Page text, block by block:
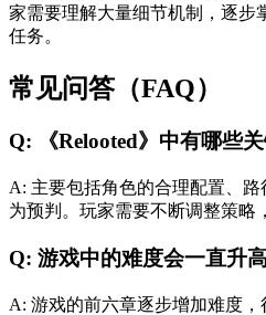
家需要理解大量细节机制，逐步
任务。
常见问答（FAQ）
Q: 《Relooted》中有哪些
A: 主要包括角色的合理配置、
为预判。玩家需要不断调整策略
Q: 游戏中的难度会一直升
A: 游戏的前六章逐步增加难度